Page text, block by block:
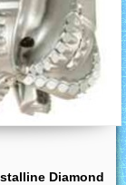
Diamond